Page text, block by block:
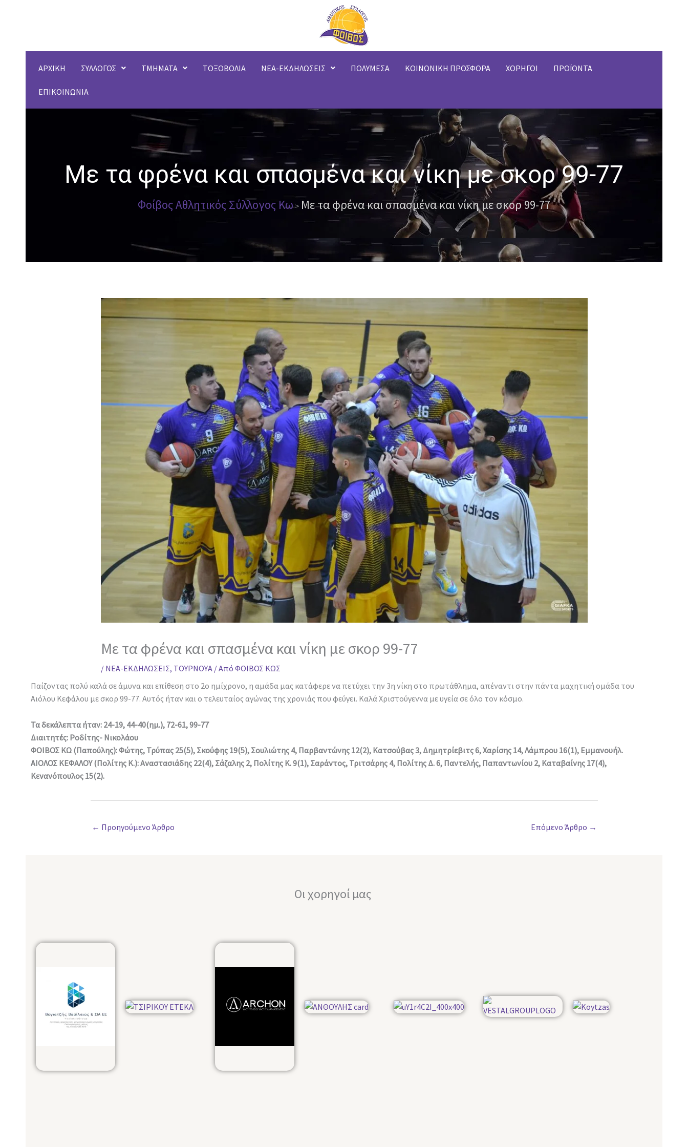
ΑΡΧΙΚΗ ΣΥΛΛΟΓΟΣ ΤΜΗΜΑΤΑ ΤΟΞΟΒΟΛΙΑ ΝΕΑ-ΕΚΔΗΛΩΣΕΙΣ ΠΟΛΥΜΕΣΑ ΚΟΙΝΩΝΙΚΗ ΠΡΟΣΦΟΡΑ ΧΟΡΗΓΟΙ ΠΡΟΪΟΝΤΑ
ΕΠΙΚΟΙΝΩΝΙΑ
Με τα φρένα και σπασμένα και νίκη με σκορ 99-77
Φοίβος Αθλητικός Σύλλογος Κω> Με τα φρένα και σπασμένα και νίκη με σκορ 99-77
Με τα φρένα και σπασμένα και νίκη με σκορ 99-77
/ ΝΕΑ-ΕΚΔΗΛΩΣΕΙΣ, ΤΟΥΡΝΟΥΑ/ Από ΦΟΙΒΟΣ ΚΩΣ
Παίζοντας πολύ καλά σε άμυνα και επίθεση στο 2ο ημίχρονο, η αμάδα μας κατάφερε να πετύχει την 3η νίκη στο πρωτάθλημα, απέναντι στην πάντα μαχητική ομάδα του
Αιόλου Κεφάλου με σκορ 99-77. Αυτός ήταν και ο τελευταίος αγώνας της χρονιάς που φεύγει. Καλά Χριστούγεννα με υγεία σε όλο τον κόσμο.
Τα δεκάλεπτα ήταν: 24-19, 44-40(ημ.), 72-61, 99-77
Διαιτητές: Ροδίτης- Νικολάου
ΦΟΙΒΟΣ ΚΩ (Παπούλης): Φώτης, Τρύπας 25(5), Σκούφης 19(5), Σουλιώτης 4, Παρβαντώνης 12(2), Κατσούβας 3, Δημητρίεβιτς 6, Χαρίσης 14, Λάμπρου 16(1), Εμμανουήλ.
ΑΙΟΛΟΣ ΚΕΦΑΛΟΥ (Πολίτης Κ.): Αναστασιάδης 22(4), Σάζαλης 2, Πολίτης Κ. 9(1), Σαράντος, Τριτσάρης 4, Πολίτης Δ. 6, Παντελής, Παπαντωνίου 2, Καταβαίνης 17(4),
Κενανόπουλος 15(2).
← Προηγούμενο Άρθρο Επόμενο Άρθρο →
Οι χορηγοί μας